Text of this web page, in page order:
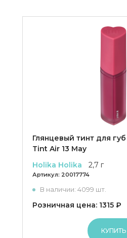
Глянцевый тинт для
Tint Air 13 May
Holika Holika
2,7 г
Артикул: 20017774
В наличии: 4099 шт.
Розничная цена: 1315 ₽
КУПИТЬ